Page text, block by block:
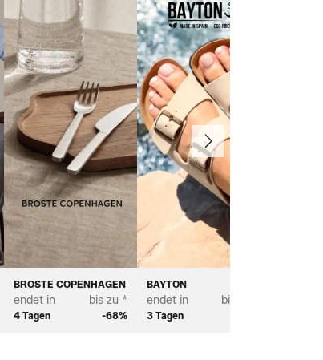
BROSTE COPENHAGEN
endet in
4 Tagen
bis zu *
-68%
BAYTON
endet in
3 Tagen
bis zu *
Weiter